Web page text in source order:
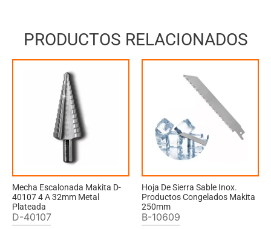
PRODUCTOS RELACIONADOS
Mecha Escalonada Makita D-
40107 4 A 32mm Metal
Plateada
D-40107
Hoja De Sierra Sable Inox.
Productos Congelados Makita
250mm
B-10609